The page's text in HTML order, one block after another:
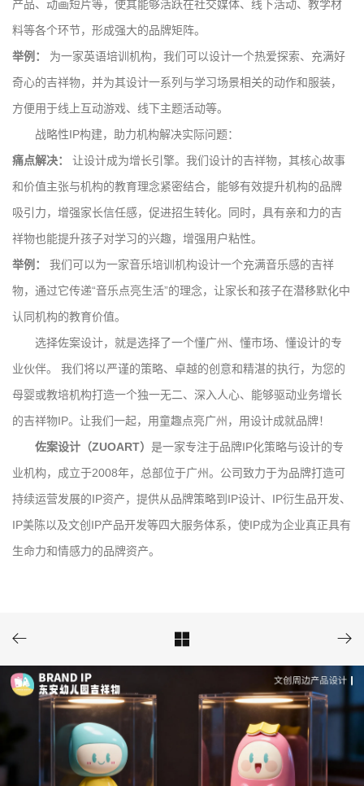
产品、动画短片等，使其能够活跃在社交媒体、线下活动、教学材
料等各个环节，形成强大的品牌矩阵。
举例：
为一家英语培训机构，我们可以设计一个热爱探索、充满好
奇心的吉祥物，并为其设计一系列与学习场景相关的动作和服装，
方便用于线上互动游戏、线下主题活动等。
战略性IP构建，助力机构解决实际问题：
痛点解决：
让设计成为增长引擎。我们设计的吉祥物，其核心故事
和价值主张与机构的教育理念紧密结合，能够有效提升机构的品牌
吸引力，增强家长信任感，促进招生转化。同时，具有亲和力的吉
祥物也能提升孩子对学习的兴趣，增强用户粘性。
举例：
我们可以为一家音乐培训机构设计一个充满音乐感的吉祥
物，通过它传递“音乐点亮生活”的理念，让家长和孩子在潜移默化中
认同机构的教育价值。
选择佐案设计，就是选择了一个懂广州、懂市场、懂设计的专
业伙伴。 我们将以严谨的策略、卓越的创意和精湛的执行，为您的
母婴或教培机构打造一个独一无二、深入人心、能够驱动业务增长
的吉祥物IP。让我们一起，用童趣点亮广州，用设计成就品牌！
佐案设计（ZUOART） 是一家专注于品牌IP化策略与设计的专
业机构，成立于2008年，总部位于广州。公司致力于为品牌打造可
持续运营发展的IP资产，提供从品牌策略到IP设计、IP衍生品开发、
IP美陈以及文创IP产品开发等四大服务体系，使IP成为企业真正具有
生命力和情感力的品牌资产。
  